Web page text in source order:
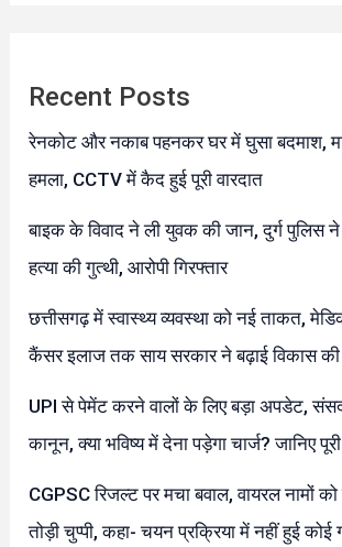
Recent Posts
रेनकोट और नकाब पहनकर घर में घुसा बदमाश,
हमला, CCTV में कैद हुई पूरी वारदात
बाइक के विवाद ने ली युवक की जान, दुर्ग
हत्या की गुत्थी, आरोपी गिरफ्तार
छत्तीसगढ़ में स्वास्थ्य व्यवस्था को नई ताकत,
कैंसर इलाज तक साय सरकार ने बढ़ाई विकास की
UPI से पेमेंट करने वालों के लिए बड़ा अपडेट,
कानून, क्या भविष्य में देना पड़ेगा चार्ज? जानिए
CGPSC रिजल्ट पर मचा बवाल, वायरल नामों
तोड़ी चुप्पी, कहा- चयन प्रक्रिया में नहीं हुई कोई